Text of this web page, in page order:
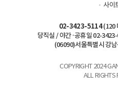
사이
02-3423-5114(120
당직실 / 야간·공휴일 02-
(06090)서울특별시 강
COPYRIGHT 2024
ALL RIGHTS